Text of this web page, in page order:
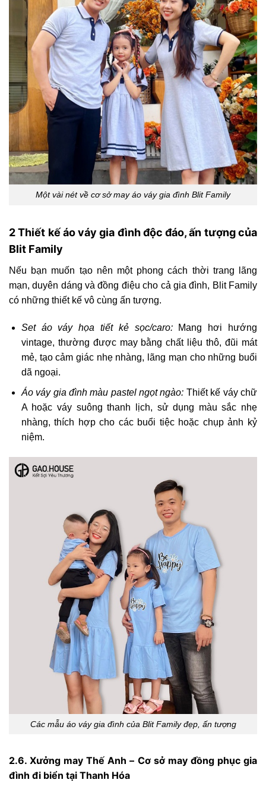
Một vài nét về cơ sở may áo váy gia đình Blit Family
2 Thiết kế áo váy gia đình độc đáo, ấn tượng của
Blit Family
Nếu bạn muốn tạo nên một phong cách thời trang lãng
mạn, duyên dáng và đồng điệu cho cả gia đình, Blit Family
có những thiết kế vô cùng ấn tượng.
Set áo váy họa tiết kẻ sọc/caro:Mang hơi hướng
vintage, thường được may bằng chất liệu thô, đũi mát
mẻ, tạo cảm giác nhẹ nhàng, lãng mạn cho những buổi
dã ngoại.
Áo váy gia đình màu pastel ngọt ngào: Thiết kế váy chữ
A hoặc váy suông thanh lịch, sử dụng màu sắc nhẹ
nhàng, thích hợp cho các buổi tiệc hoặc chụp ảnh kỷ
niệm.
Các mẫu áo váy gia đình của Blit Family đẹp, ấn tượng
2.6. Xưởng may Thế Anh – Cơ sở may đồng phục gia
đình đi biển tại Thanh Hóa